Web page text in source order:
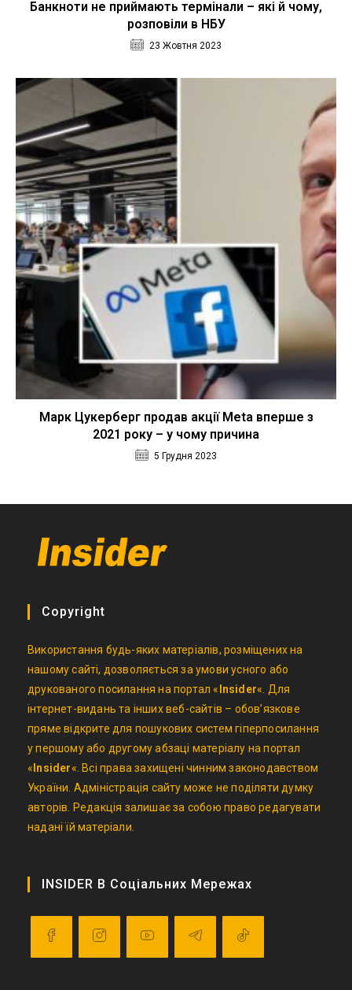
Банкноти не приймають термінали – які й чому,
розповіли в НБУ
23 Жовтня 2023
Марк Цукерберг продав акції Meta вперше з
2021 року – у чому причина
5 Грудня 2023
Copyright
Використання будь-яких матеріалів, розміщених на
нашому сайті, дозволяється за умови усного або
друкованого посилання на портал « Insider«. Для
інтернет-видань та інших веб-сайтів – обов’язкове
пряме відкрите для пошукових систем гіперпосилання
у першому або другому абзаці матеріалу на портал
« Insider«. Всі права захищені чинним законодавством
України. Адміністрація сайту може не поділяти думку
авторів. Редакція залишає за собою право редагувати
надані їй матеріали.
INSIDER В Соціальних Мережах